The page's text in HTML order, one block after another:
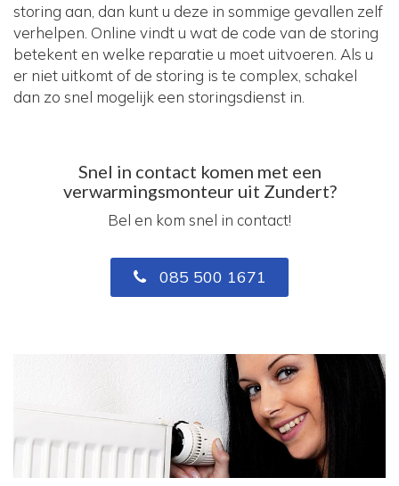
storing aan, dan kunt u deze in sommige gevallen zelf
verhelpen. Online vindt u wat de code van de storing
betekent en welke reparatie u moet uitvoeren. Als u
er niet uitkomt of de storing is te complex, schakel
dan zo snel mogelijk een storingsdienst in.
Snel in contact komen met een
verwarmingsmonteur uit Zundert?
Bel en kom snel in contact!
085 500 1671